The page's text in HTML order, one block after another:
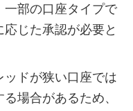
一部の口座タイプで
じた承認が必要と
ッドが狭い口座では
場合があるため、